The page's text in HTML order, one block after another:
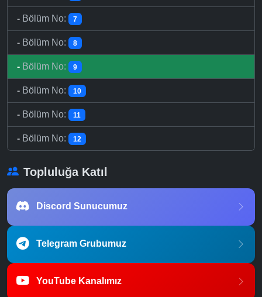
- Bölüm No: 7
- Bölüm No: 8
- Bölüm No: 9
- Bölüm No: 10
- Bölüm No: 11
- Bölüm No: 12
Topluluğa Katıl
Discord Sunucumuz
Telegram Grubumuz
YouTube Kanalımız